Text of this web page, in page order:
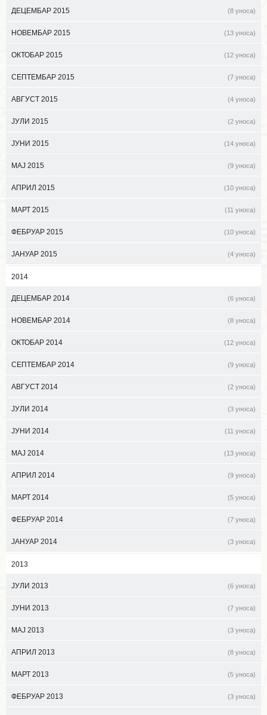
ДЕЦЕМБАР 2015 (8 уноса)
НОВЕМБАР 2015 (13 уноса)
ОКТОБАР 2015 (12 уноса)
СЕПТЕМБАР 2015 (7 уноса)
АВГУСТ 2015 (4 уноса)
ЈУЛИ 2015 (2 уноса)
ЈУНИ 2015 (14 уноса)
МАЈ 2015 (9 уноса)
АПРИЛ 2015 (10 уноса)
МАРТ 2015 (11 уноса)
ФЕБРУАР 2015 (10 уноса)
ЈАНУАР 2015 (4 уноса)
2014
ДЕЦЕМБАР 2014 (6 уноса)
НОВЕМБАР 2014 (8 уноса)
ОКТОБАР 2014 (12 уноса)
СЕПТЕМБАР 2014 (9 уноса)
АВГУСТ 2014 (2 уноса)
ЈУЛИ 2014 (3 уноса)
ЈУНИ 2014 (11 уноса)
МАЈ 2014 (13 уноса)
АПРИЛ 2014 (9 уноса)
МАРТ 2014 (5 уноса)
ФЕБРУАР 2014 (7 уноса)
ЈАНУАР 2014 (3 уноса)
2013
ЈУЛИ 2013 (6 уноса)
ЈУНИ 2013 (7 уноса)
МАЈ 2013 (3 уноса)
АПРИЛ 2013 (8 уноса)
МАРТ 2013 (5 уноса)
ФЕБРУАР 2013 (3 уноса)